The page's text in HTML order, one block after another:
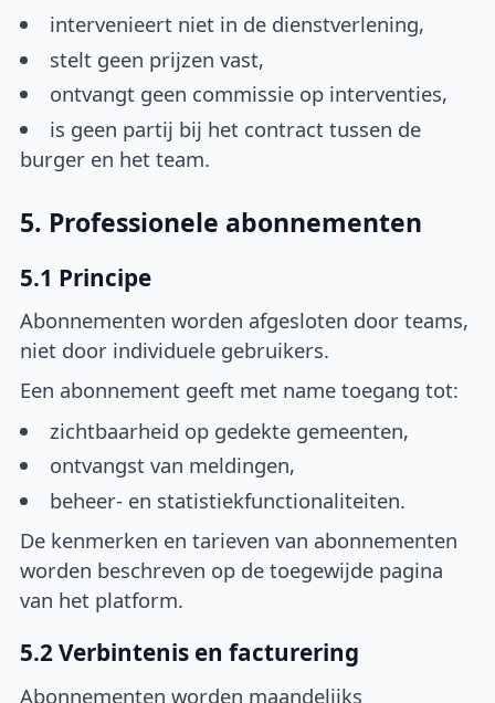
intervenieert niet in de dienstverlening,
stelt geen prijzen vast,
ontvangt geen commissie op interventies,
is geen partij bij het contract tussen de
burger en het team.
5. Professionele abonnementen
5.1 Principe
Abonnementen worden afgesloten door teams,
niet door individuele gebruikers.
Een abonnement geeft met name toegang tot:
zichtbaarheid op gedekte gemeenten,
ontvangst van meldingen,
beheer- en statistiekfunctionaliteiten.
De kenmerken en tarieven van abonnementen
worden beschreven op de toegewijde pagina
van het platform.
5.2 Verbintenis en facturering
Abonnementen worden maandelijks